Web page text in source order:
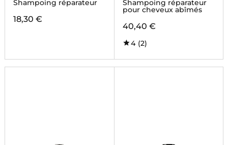
Shampoing réparateur
18,30 €
Shampoing réparateur
pour cheveux abîmés
40,40 €
4 (2)